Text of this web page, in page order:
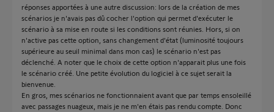
réponses apportées à une autre discussion: lors de la création de mes
scénarios je n'avais pas dû cocher l'option qui permet d'exécuter le
scénario à sa mise en route si les conditions sont réunies. Hors, si on
n'active pas cette option, sans changement d'état (luminosité toujours
supérieure au seuil minimal dans mon cas) le scénario n'est pas
déclenché. A noter que le choix de cette option n'apparait plus une fois
le scénario créé. Une petite évolution du logiciel à ce sujet serait la
bienvenue.
En gros, mes scénarios ne fonctionnaient avant que par temps ensoleillé
avec passages nuageux, mais je ne m'en étais pas rendu compte. Donc